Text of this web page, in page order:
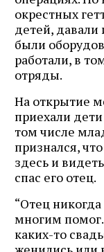
окрестных
детей, давали
были
работали, в
отряды.
На открытие
приехали
том числе
признался,
здесь и
спас его отец.
“Отец
многим
каких-то